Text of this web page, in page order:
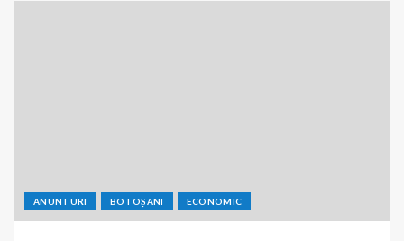
ANUNTURI BOTOȘANI ECONOMIC